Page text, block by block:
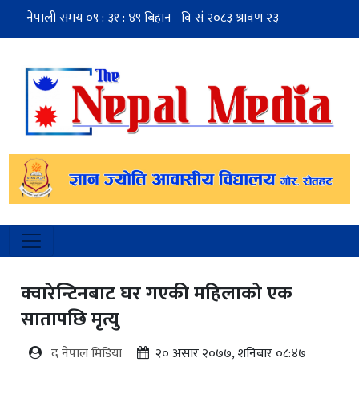
क्वारेन्टिनबाट घर गएकी महिलाको एक
सातापछि मृत्यु
द नेपाल मिडिया २० असार २०७७, शनिबार ०८:४७